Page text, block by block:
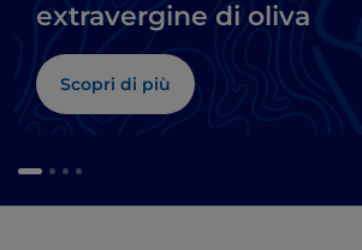
extravergine di oliva
Scopri di più